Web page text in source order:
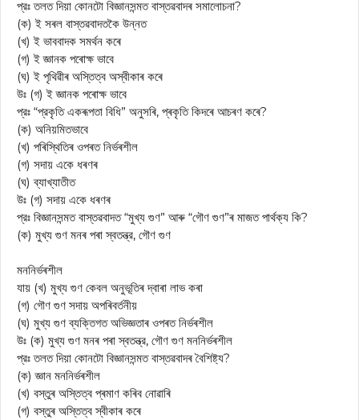
প্রঃ তলত দিয়া কোনটো বিজ্ঞানসন্মত বাস্তৱবাদৰ সমালোচনা?
(ক) ই সৰল বাস্তৱবাদতকৈ উন্নত
(খ) ই ভাববাদক সমর্থন কৰে
(গ) ই জ্ঞানক পৰোক্ষ ভাবে
(ঘ) ই পৃথিৱীৰ অস্তিত্ব অস্বীকাৰ কৰে
উঃ (গ) ই জ্ঞানক পৰোক্ষ ভাবে
প্রঃ “প্রকৃতি একৰূপতা বিধি” অনুসৰি, প্ৰকৃতি কিদৰে আচৰণ কৰে?
(ক) অনিয়মিতভাবে
(খ) পৰিস্থিতিৰ ওপৰত নিৰ্ভৰশীল
(গ) সদায় একে ধৰণৰ
(ঘ) ব্যাখ্যাতীত
উঃ (গ) সদায় একে ধৰণৰ
প্রঃ বিজ্ঞানসন্মত বাস্তৱবাদত “মুখ্য গুণ” আৰু “গৌণ গুণ”ৰ মাজত পার্থক্য কি?
(ক) মুখ্য গুণ মনৰ পৰা স্বতন্ত্র, গৌণ গুণ
মননিৰ্ভৰশীল
যায় (খ) মুখ্য গুণ কেবল অনুভূতিৰ দ্বাৰা লাভ কৰা
(গ) গৌণ গুণ সদায় অপৰিবৰ্তনীয়
(ঘ) মুখ্য গুণ ব্যক্তিগত অভিজ্ঞতাৰ ওপৰত নিৰ্ভৰশীল
উঃ (ক) মুখ্য গুণ মনৰ পৰা স্বতন্ত্র, গৌণ গুণ মননিৰ্ভৰশীল
প্রঃ তলত দিয়া কোনটো বিজ্ঞানসন্মত বাস্তৱবাদৰ বৈশিষ্ট্য?
(ক) জ্ঞান মননিৰ্ভৰশীল
(খ) বস্তুৰ অস্তিত্ব প্ৰমাণ কৰিব নোৱাৰি
(গ) বস্তুৰ অস্তিত্ব স্বীকাৰ কৰে